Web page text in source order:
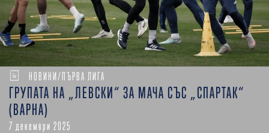
НОВИНИ/ПЪРВА ЛИГА
ГРУПАТА НА „ЛЕВСКИ“ ЗА МАЧА СЪС „СПАРТАК“
(ВАРНА)
7 декември 2025